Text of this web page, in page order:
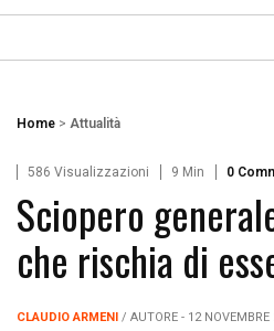
Home > Attualità
586 Visualizzazioni 9 Min 0
Sciopero
che rischia di
CLAUDIO ARMENI / AUTORE - 12 NOVEMBRE